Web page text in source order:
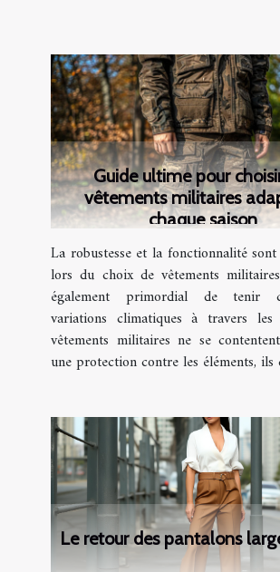
Guide ultime pour
vêtements militaires
chaque saison
La robustesse et la fonctionnalité
lors du choix de vêtements
également primordial de tenir
variations climatiques à travers les
vêtements militaires ne se
une protection contre les éléments, ils
Le retour des pantalons